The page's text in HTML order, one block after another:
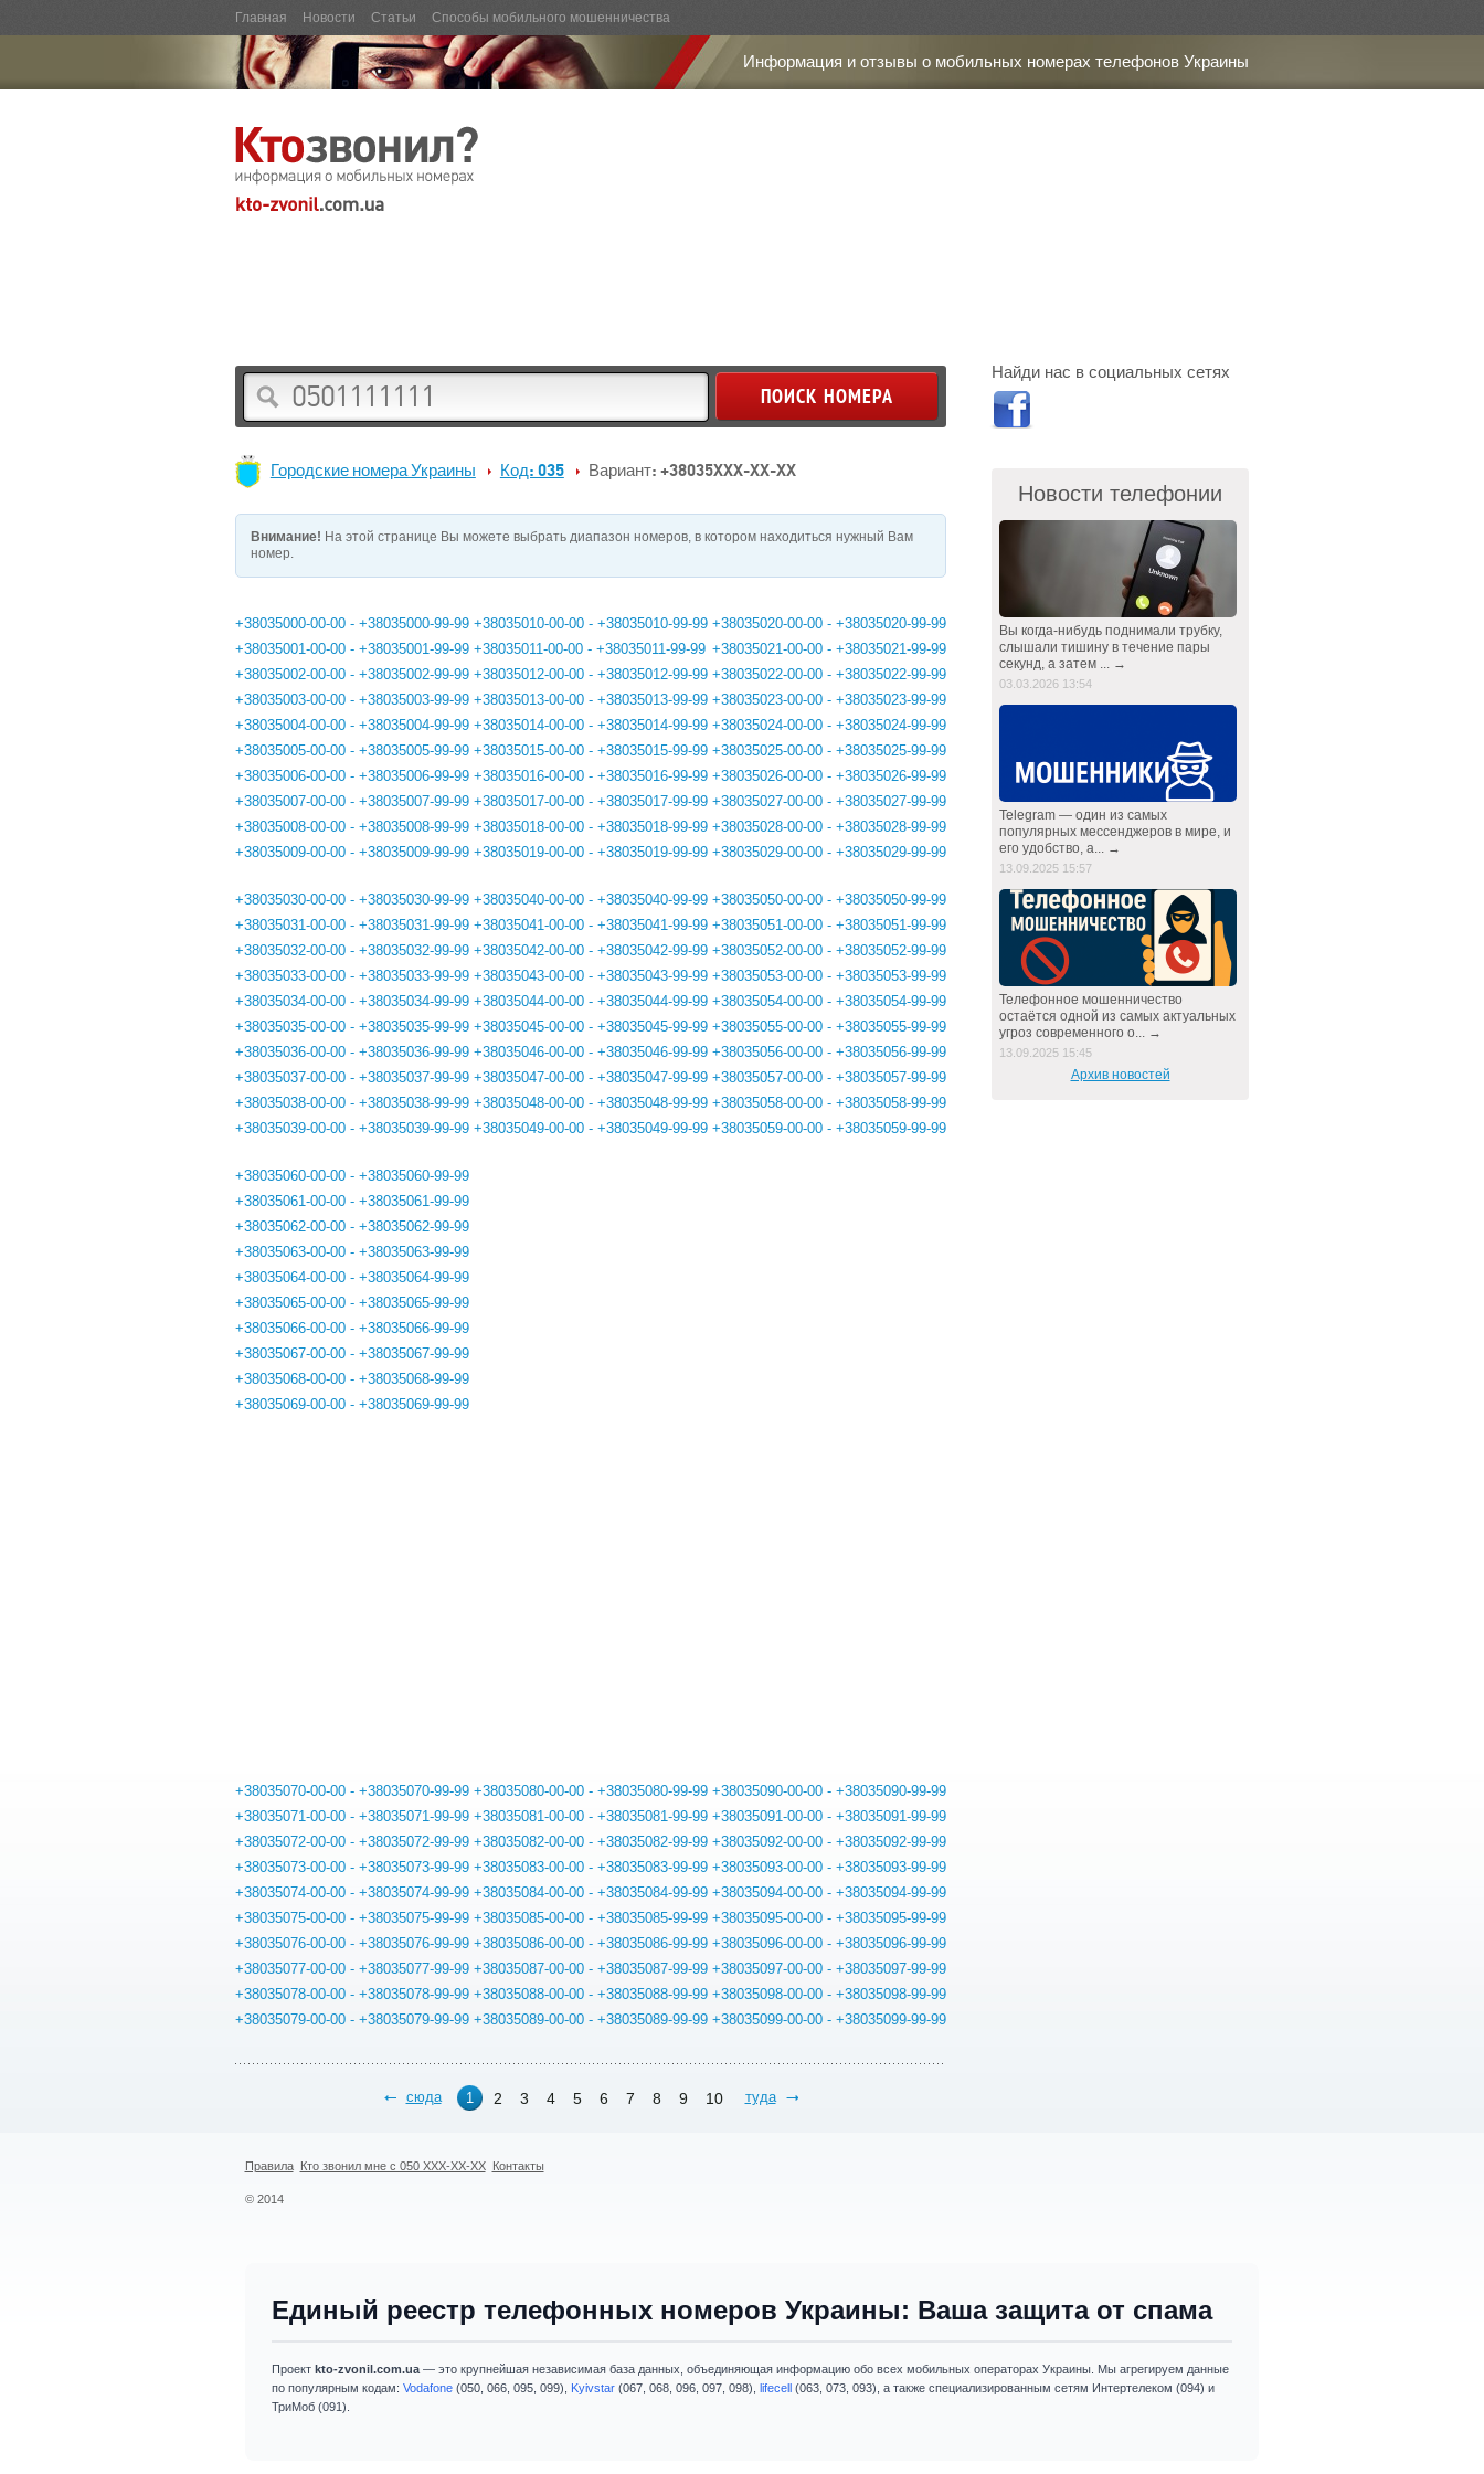
Главная Новости Статьи Способы мобильного мошенничества
Информация и отзывы о мобильных номерах телефонов Украины
Городские номера Украины Код: 035 Вариант: +38035XXX-XX-XX
Внимание! На этой странице Вы можете выбрать диапазон номеров, в котором находиться нужный Вам
номер.
+38035000-00-00 - +38035000-99-99
+38035001-00-00 - +38035001-99-99
+38035002-00-00 - +38035002-99-99
+38035003-00-00 - +38035003-99-99
+38035004-00-00 - +38035004-99-99
+38035005-00-00 - +38035005-99-99
+38035006-00-00 - +38035006-99-99
+38035007-00-00 - +38035007-99-99
+38035008-00-00 - +38035008-99-99
+38035009-00-00 - +38035009-99-99
+38035010-00-00 - +38035010-99-99
+38035011-00-00 - +38035011-99-99
+38035012-00-00 - +38035012-99-99
+38035013-00-00 - +38035013-99-99
+38035014-00-00 - +38035014-99-99
+38035015-00-00 - +38035015-99-99
+38035016-00-00 - +38035016-99-99
+38035017-00-00 - +38035017-99-99
+38035018-00-00 - +38035018-99-99
+38035019-00-00 - +38035019-99-99
+38035020-00-00 - +38035020-99-99
+38035021-00-00 - +38035021-99-99
+38035022-00-00 - +38035022-99-99
+38035023-00-00 - +38035023-99-99
+38035024-00-00 - +38035024-99-99
+38035025-00-00 - +38035025-99-99
+38035026-00-00 - +38035026-99-99
+38035027-00-00 - +38035027-99-99
+38035028-00-00 - +38035028-99-99
+38035029-00-00 - +38035029-99-99
+38035030-00-00 - +38035030-99-99
+38035031-00-00 - +38035031-99-99
+38035032-00-00 - +38035032-99-99
+38035033-00-00 - +38035033-99-99
+38035034-00-00 - +38035034-99-99
+38035035-00-00 - +38035035-99-99
+38035036-00-00 - +38035036-99-99
+38035037-00-00 - +38035037-99-99
+38035038-00-00 - +38035038-99-99
+38035039-00-00 - +38035039-99-99
+38035040-00-00 - +38035040-99-99
+38035041-00-00 - +38035041-99-99
+38035042-00-00 - +38035042-99-99
+38035043-00-00 - +38035043-99-99
+38035044-00-00 - +38035044-99-99
+38035045-00-00 - +38035045-99-99
+38035046-00-00 - +38035046-99-99
+38035047-00-00 - +38035047-99-99
+38035048-00-00 - +38035048-99-99
+38035049-00-00 - +38035049-99-99
+38035050-00-00 - +38035050-99-99
+38035051-00-00 - +38035051-99-99
+38035052-00-00 - +38035052-99-99
+38035053-00-00 - +38035053-99-99
+38035054-00-00 - +38035054-99-99
+38035055-00-00 - +38035055-99-99
+38035056-00-00 - +38035056-99-99
+38035057-00-00 - +38035057-99-99
+38035058-00-00 - +38035058-99-99
+38035059-00-00 - +38035059-99-99
+38035060-00-00 - +38035060-99-99
+38035061-00-00 - +38035061-99-99
+38035062-00-00 - +38035062-99-99
+38035063-00-00 - +38035063-99-99
+38035064-00-00 - +38035064-99-99
+38035065-00-00 - +38035065-99-99
+38035066-00-00 - +38035066-99-99
+38035067-00-00 - +38035067-99-99
+38035068-00-00 - +38035068-99-99
+38035069-00-00 - +38035069-99-99
+38035070-00-00 - +38035070-99-99
+38035071-00-00 - +38035071-99-99
+38035072-00-00 - +38035072-99-99
+38035073-00-00 - +38035073-99-99
+38035074-00-00 - +38035074-99-99
+38035075-00-00 - +38035075-99-99
+38035076-00-00 - +38035076-99-99
+38035077-00-00 - +38035077-99-99
+38035078-00-00 - +38035078-99-99
+38035079-00-00 - +38035079-99-99
+38035080-00-00 - +38035080-99-99
+38035081-00-00 - +38035081-99-99
+38035082-00-00 - +38035082-99-99
+38035083-00-00 - +38035083-99-99
+38035084-00-00 - +38035084-99-99
+38035085-00-00 - +38035085-99-99
+38035086-00-00 - +38035086-99-99
+38035087-00-00 - +38035087-99-99
+38035088-00-00 - +38035088-99-99
+38035089-00-00 - +38035089-99-99
+38035090-00-00 - +38035090-99-99
+38035091-00-00 - +38035091-99-99
+38035092-00-00 - +38035092-99-99
+38035093-00-00 - +38035093-99-99
+38035094-00-00 - +38035094-99-99
+38035095-00-00 - +38035095-99-99
+38035096-00-00 - +38035096-99-99
+38035097-00-00 - +38035097-99-99
+38035098-00-00 - +38035098-99-99
+38035099-00-00 - +38035099-99-99
сюда 1 2 3 4 5 6 7 8 9 10 туда
Найди нас в социальных сетях
Новости телефонии
Вы когда-нибудь поднимали трубку,
слышали тишину в течение пары
секунд, а затем ... →
03.03.2026 13:54
Telegram — один из самых
популярных мессенджеров в мире, и
его удобство, а... →
13.09.2025 15:57
Телефонное мошенничество
остаётся одной из самых актуальных
угроз современного о... →
13.09.2025 15:45
Архив новостей
Правила Кто звонил мне с 050 XXX-XX-XX Контакты
© 2014
Единый реестр телефонных номеров Украины: Ваша защита от спама
Проект kto-zvonil.com.ua— это крупнейшая независимая база данных, объединяющая информацию обо всех мобильных операторах Украины. Мы агрегируем данные
по популярным кодам: Vodafone(050, 066, 095, 099), Kyivstar(067, 068, 096, 097, 098), lifecell(063, 073, 093), а также специализированным сетям Интертелеком (094) и
ТриМоб (091).